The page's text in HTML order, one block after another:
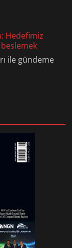
Hedefimiz
ile gündeme